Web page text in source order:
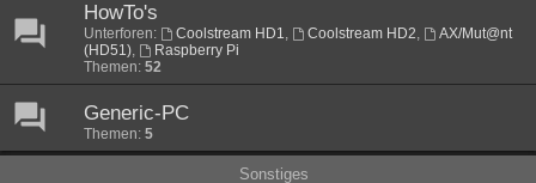
HowTo's
Unterforen: Coolstream HD1, Coolstream HD2,
AX/Mut@nt
(HD51),
Raspberry Pi
Themen: 52
Generic-PC
Themen: 5
Sonstiges